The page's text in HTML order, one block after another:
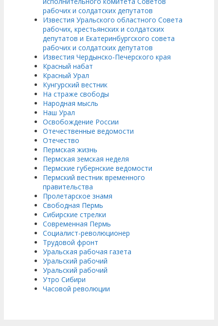
рабочих и солдатских депутатов
Известия Уральского областного Совета
рабочих, крестьянских и солдатских
депутатов и Екатеринбургского совета
рабочих и солдатских депутатов
Известия Чердынско-Печерского края
Красный набат
Красный Урал
Кунгурский вестник
На страже свободы
Народная мысль
Наш Урал
Освобождение России
Отечественные ведомости
Отечество
Пермская жизнь
Пермская земская неделя
Пермские губернские ведомости
Пермский вестник временного
правительства
Пролетарское знамя
Свободная Пермь
Сибирские стрелки
Современная Пермь
Социалист-революционер
Трудовой фронт
Уральская рабочая газета
Уральский рабочий
Уральский рабочий
Утро Сибири
Часовой революции